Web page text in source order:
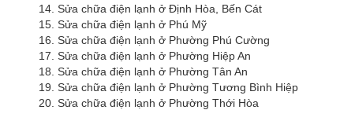
14. Sửa chữa điện lạnh ở Định Hòa, Bến Cát
15. Sửa chữa điện lạnh ở Phú Mỹ
16. Sửa chữa điện lạnh ở Phường Phú Cường
17. Sửa chữa điện lạnh ở Phường Hiệp An
18. Sửa chữa điện lạnh ở Phường Tân An
19. Sửa chữa điện lạnh ở Phường Tương Bình Hiệp
20. Sửa chữa điện lạnh ở Phường Thới Hòa